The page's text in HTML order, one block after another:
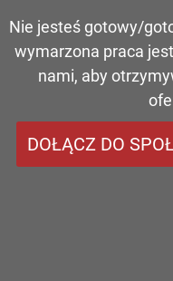
Nie jesteś gotowy/
wymarzona praca
nami, aby
DOŁĄCZ DO